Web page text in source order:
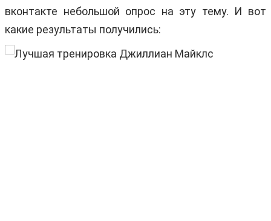
вконтакте небольшой опрос на эту тему. И вот
какие результаты получились: